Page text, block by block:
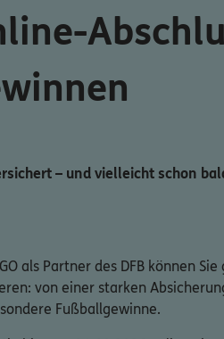
– und vielleicht schon
als Partner des DFB können
von einer starken
Fußballgewinne.